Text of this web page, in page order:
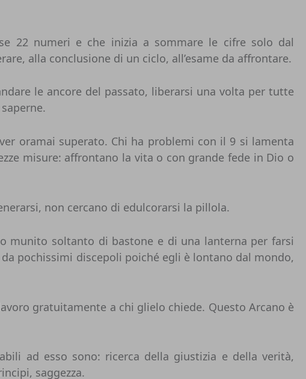
22 numeri e che inizia a sommare le cifre solo dal
alla conclusione di un ciclo, all’esame da affrontare.
le ancore del passato, liberarsi una volta per tutte
oramai superato. Chi ha problemi con il 9 si lamenta
misure: affrontano la vita o con grande fede in Dio o
non cercano di edulcorarsi la pillola.
munito soltanto di bastone e di una lanterna per farsi
pochissimi discepoli poiché egli è lontano dal mondo,
gratuitamente a chi glielo chiede. Questo Arcano è
ad esso sono: ricerca della giustizia e della verità,
saggezza.